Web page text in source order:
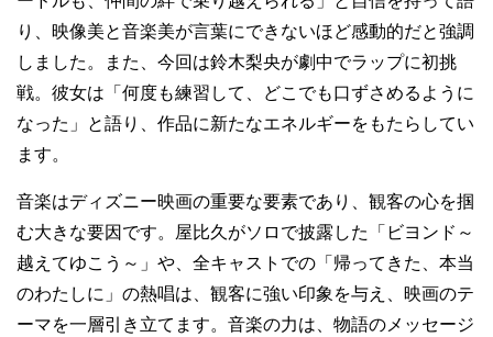
り、映像美と音楽美が言葉にできないほど感動的だと強調
しました。また、今回は鈴木梨央が劇中でラップに初挑
戦。彼女は「何度も練習して、どこでも口ずさめるように
なった」と語り、作品に新たなエネルギーをもたらしてい
ます。
音楽はディズニー映画の重要な要素であり、観客の心を掴
む大きな要因です。屋比久がソロで披露した「ビヨンド～
越えてゆこう～」や、全キャストでの「帰ってきた、本当
のわたしに」の熱唱は、観客に強い印象を与え、映画のテ
ーマを一層引き立てます。音楽の力は、物語のメッセージ